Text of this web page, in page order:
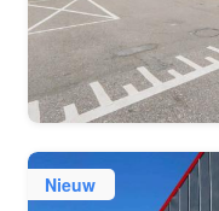
Nieuw